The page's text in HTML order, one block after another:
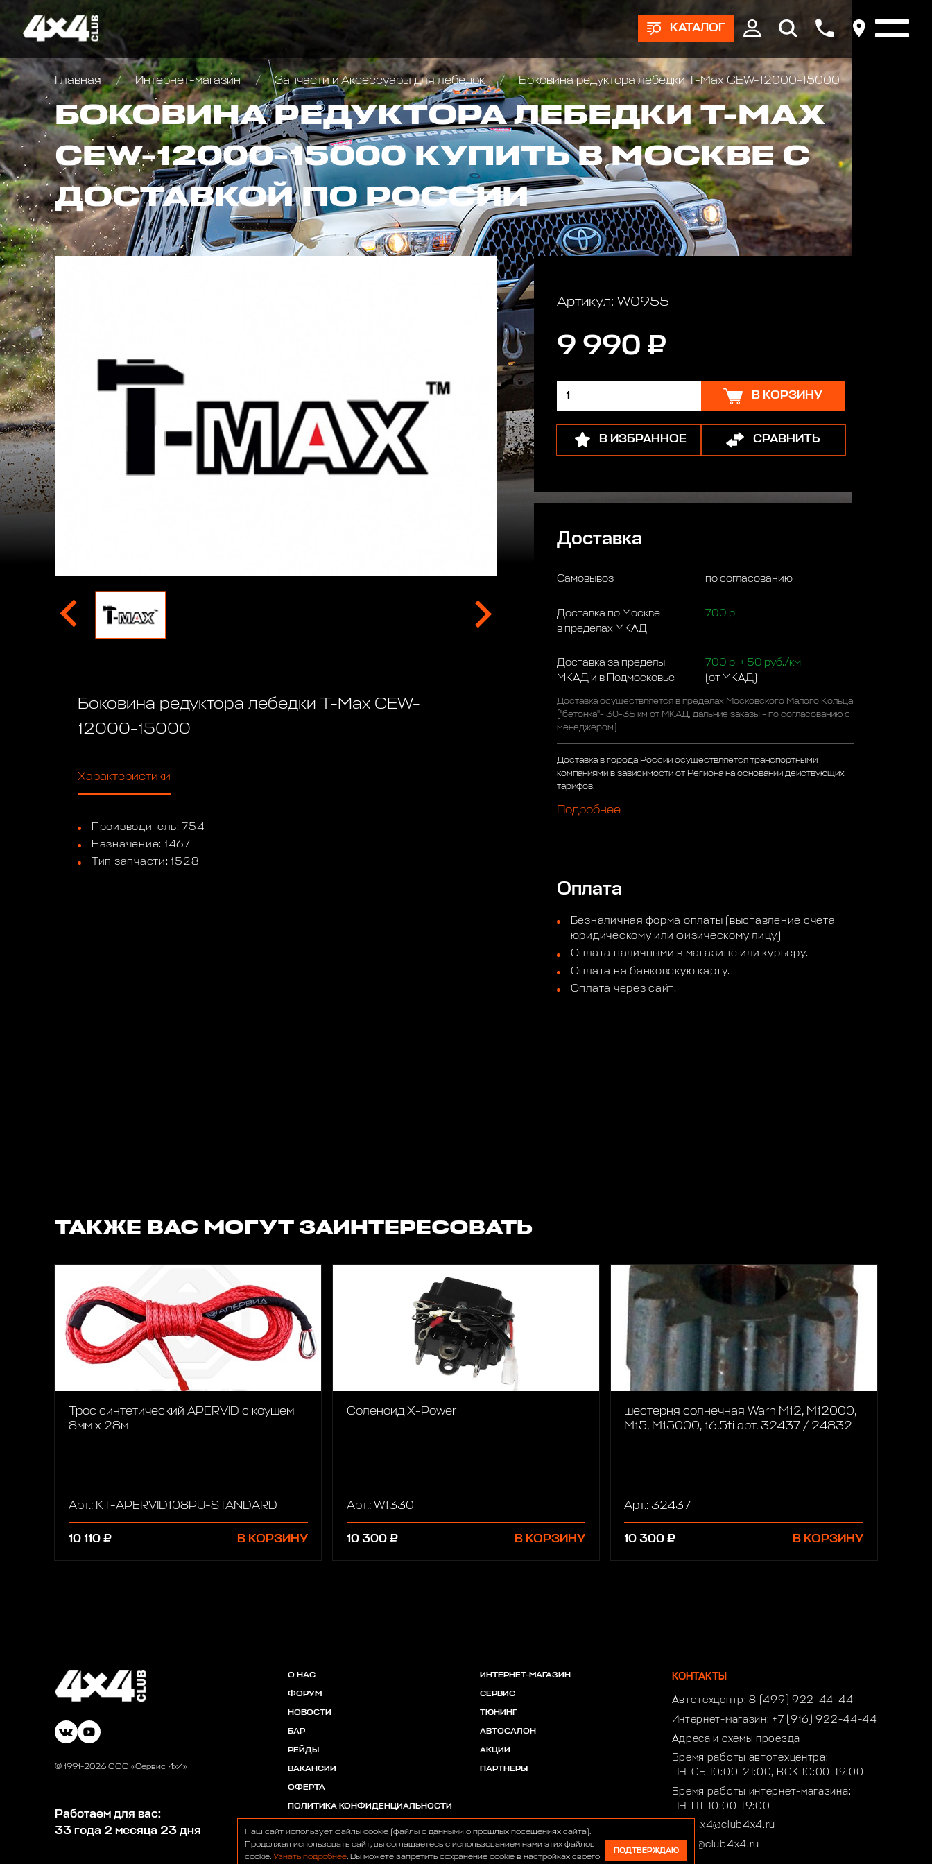
КАТАЛОГ
Главная Интернет-магазин Запчасти и Аксессуары для лебедок Боковина редуктора лебедки T-Max CEW-12000-15000
БОКОВИНА РЕДУКТОРА ЛЕБЕДКИ T-MAX
CEW-12000-15000 КУПИТЬ В МОСКВЕ С
ДОСТАВКОЙ ПО РОССИИ
Боковина редуктора лебедки T-Max CEW-
12000-15000
Характеристики
Производитель: 754
Назначение: 1467
Тип запчасти: 1528
Артикул: W0955
9 990 ₽
В КОРЗИНУ
В ИЗБРАННОЕ СРАВНИТЬ
Доставка
Самовывоз по согласованию
Доставка по Москве
в пределах МКАД
700 р
Доставка за пределы
МКАД и в Подмосковье
700 р. + 50 руб./км
(от МКАД)
Доставка осуществляется в пределах Московского Малого Кольца
("бетонка"- 30-35 км от МКАД, дальние заказы - по согласованию с
менеджером)
Доставка в города России осуществляется транспортными
компаниями в зависимости от Региона на основании действующих
тарифов.
Подробнее
Оплата
Безналичная форма оплаты (выставление счета
юридическому или физическому лицу)
Оплата наличными в магазине или курьеру.
Оплата на банковскую карту.
Оплата через сайт.
ТАКЖЕ ВАС МОГУТ ЗАИНТЕРЕСОВАТЬ
Трос синтетический APERVID с коушем
8мм х 28м
Арт.: KT-APERVID108PU-STANDARD
10 110 ₽ В КОРЗИНУ
Соленоид X-Power
Арт.: W1330
10 300 ₽ В КОРЗИНУ
шестерня солнечная Warn M12, M12000,
M15, M15000, 16.5ti арт. 32437 / 24832
Арт.: 32437
10 300 ₽ В КОРЗИНУ
© 1991-2026 ООО «Сервис 4х4»
Работаем для вас:
33 года 2 месяца 23 дня
О НАС
ФОРУМ
НОВОСТИ
БАР
РЕЙДЫ
ВАКАНСИИ
ОФЕРТА
ПОЛИТИКА КОНФИДЕНЦИАЛЬНОСТИ
ИНТЕРНЕТ-МАГАЗИН
СЕРВИС
ТЮНИНГ
АВТОСАЛОН
АКЦИИ
ПАРТНЕРЫ
КОНТАКТЫ
Автотехцентр:8 (499) 922-44-44
Интернет-магазин: +7 (916) 922-44-44
Адреса и схемы проезда
Время работы автотехцентра:
ПН-СБ 10:00-21:00, ВСК 10:00-19:00
Время работы интернет-магазина:
ПН-ПТ 10:00-19:00
club4x4@club4x4.ru
shop@club4x4.ru
Наш сайт использует файлы cookie (файлы с данными о прошлых посещениях сайта).
Продолжая использовать сайт, вы соглашаетесь с использованием нами этих файлов
cookie. Узнать подробнее. Вы можете запретить сохранение cookie в настройках своего
ПОДТВЕРЖДАЮ